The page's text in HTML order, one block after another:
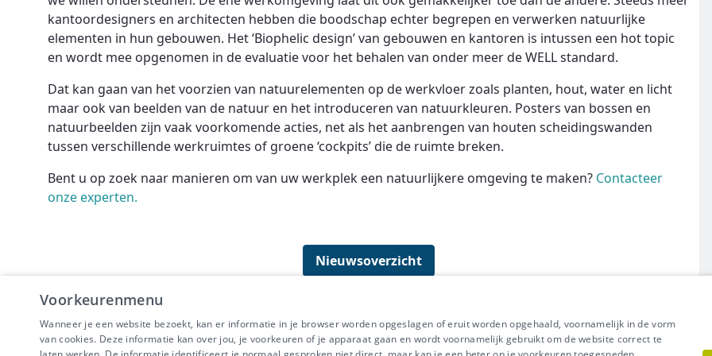
kantoordesigners en architecten hebben die boodschap echter begrepen en verwerken natuurlijke
elementen in hun gebouwen. Het ‘Biophelic design’ van gebouwen en kantoren is intussen een hot topic
en wordt mee opgenomen in de evaluatie voor het behalen van onder meer de WELL standard.
Dat kan gaan van het voorzien van natuurelementen op de werkvloer zoals planten, hout, water en licht
maar ook van beelden van de natuur en het introduceren van natuurkleuren. Posters van bossen en
natuurbeelden zijn vaak voorkomende acties, net als het aanbrengen van houten scheidingswanden
tussen verschillende werkruimtes of groene ‘cockpits’ die de ruimte breken.
Bent u op zoek naar manieren om van uw werkplek een natuurlijkere omgeving te maken? Contacteer
onze experten.
Nieuwsoverzicht
Voorkeurenmenu
Wanneer je een website bezoekt, kan er informatie in je browser worden opgeslagen of eruit worden opgehaald, voornamelijk in de vorm
van cookies. Deze informatie kan over jou, je voorkeuren of je apparaat gaan en wordt voornamelijk gebruikt om de website correct te